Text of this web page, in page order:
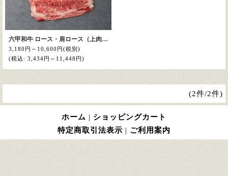
六甲和牛 ロース・肩ロース（上肉）すき焼き
3,180円～10,600円 (税別)
(税込 : 3,434円～11,448円)
(2件/2件)
ホーム | ショッピングカート
特定商取引法表示 | ご利用案内